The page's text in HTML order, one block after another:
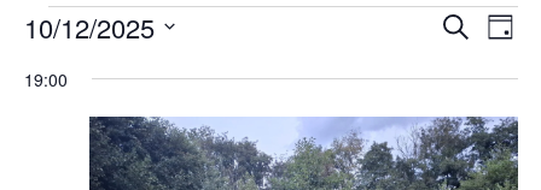
Evenementen
10
december
2025
Zoeken
en
Zoeken
Dag
10/12/2025
datum.
19:00